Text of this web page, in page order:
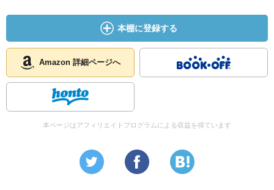
に嬉しいだろうと思う……その時に希望があれば恋が生ま
れる。
相手もまた自分に好意を持っているのではないか？ほん
の少しの希望でいいんだ。そしたら第一の結晶作用が始ま
水滴が樹の小枝に凍りついて、ダイヤモンドのようにキ
ラキラと輝くように、愛する相手の美点を次々と発見して
らどんなに幸福だろうと思う
その次に疑惑が生まれる
本棚に登録する
Amazon 詳細ページへ
本ページはアフィリエイトプログラムによる収益を得ています